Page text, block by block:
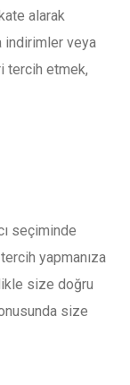
alarak
indirimler veya
tercih etmek,
seçiminde
yapmanıza
size doğru
size